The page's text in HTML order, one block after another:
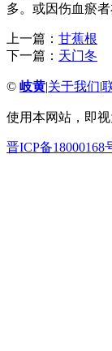
多。或因伤血瘀
上一篇： 甘蕉根
下一篇： 天门冬
© 岐黄|关于我们|
使用本网站，即
晋ICP备18000168